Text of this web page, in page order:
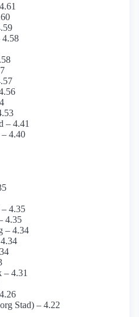
4.58
– 4.41
4.40
4.35
4.35
– 4.34
– 4.31
Stad) – 4.22